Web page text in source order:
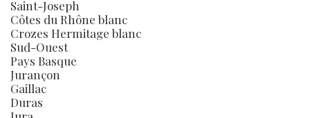
Saint-Joseph
Côtes du Rhône blanc
Crozes Hermitage blanc
Sud-Ouest
Pays Basque
Jurançon
Gaillac
Duras